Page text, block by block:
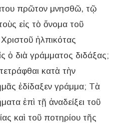
πρῶτον μνησθῶ, τῷ
εἰς τὸ ὄνομα τοῦ
ἠλπικότας
ὁ διὰ γράμματος διδάξας;
κατὰ τὴν
ἐδίδαξεν γράμμα; Τὰ
ἐπὶ τῇ ἀναδείξει τοῦ
καὶ τοῦ ποτηρίου τῆς